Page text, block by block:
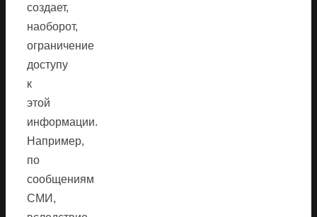
создает,
наоборот,
ограничение
доступу
к
этой
информации.
Например,
по
сообщениям
СМИ,